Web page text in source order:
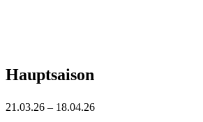
Hauptsaison
21.03.26 – 18.04.26